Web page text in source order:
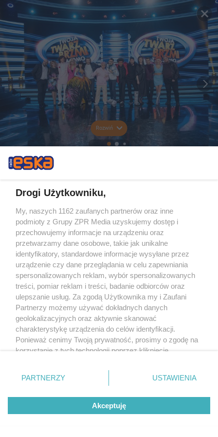
Rozwiń
Drogi Użytkowniku,
My, naszych 1162 zaufanych partnerów oraz inne
podmioty z Grupy ZPR Media uzyskujemy dostęp i
przechowujemy informacje na urządzeniu oraz
przetwarzamy dane osobowe, takie jak unikalne
identyfikatory, standardowe informacje wysyłane przez
urządzenie czy dane przeglądania w celu zapewniania
spersonalizowanych reklam, wybór spersonalizowanych
treści, pomiar reklam i treści, badanie odbiorców oraz
ulepszanie usług. Za zgodą Użytkownika my i Zaufani
Partnerzy możemy używać dokładnych danych
geolokalizacyjnych oraz aktywnie skanować
charakterystykę urządzenia do celów identyfikacji.
Ponieważ cenimy Twoją prywatność, prosimy o zgodę na
korzystanie z tych technologii poprzez kliknięcie
zmienić/wycofać klikając przycisk ustawień prywatności
znajdujący się w lewym dolnym rogu strony
rodzaje przetwarzania danych nie wymagają zgody
użytkownika, ale masz prawo sprzeciwić się takiemu
przetwarzaniu. Preferencje będą miały zastosowanie tylko
PARTNERZY USTAWIENIA
Akceptuję